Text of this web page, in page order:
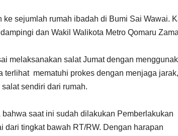
sejumlah rumah ibadah di Bumi Sai Wawai.
dan Wakil Walikota Metro Qomaru
melaksanakan salat Jumat dengan
terlihat mematuhi prokes dengan menjaga jarak,
sendiri dari rumah.
saat ini sudah dilakukan Pemberlakukan
dari tingkat bawah RT/RW. Dengan harapan